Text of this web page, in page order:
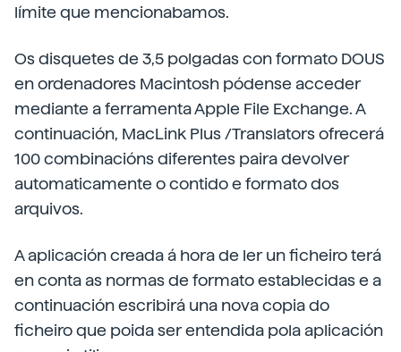
límite que mencionabamos.
Os disquetes de 3,5 polgadas con formato DOUS
en ordenadores Macintosh pódense acceder
mediante a ferramenta Apple File Exchange. A
continuación, MacLink Plus /Translators ofrecerá
100 combinacións diferentes paira devolver
automaticamente o contido e formato dos
arquivos.
A aplicación creada á hora de ler un ficheiro terá
en conta as normas de formato establecidas e a
continuación escribirá una nova copia do
ficheiro que poida ser entendida pola aplicación